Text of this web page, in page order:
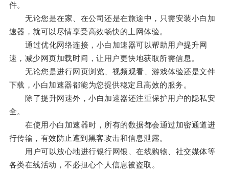
件。
无论您是在家、在公司还是在旅途中，只需安装小白加
速器，就可以尽情享受高效畅快的上网体验。
通过优化网络连接，小白加速器可以帮助用户提升网
速，减少网页加载时间，让用户更快地获取所需信息。
无论您是进行网页浏览、视频观看、游戏体验还是文件
下载，小白加速器都能为您提供稳定且高效的服务。
除了提升网速外，小白加速器还注重保护用户的隐私安
全。
在使用小白加速器时，所有的数据都会通过加密通道进
行传输，有效防止遭到黑客攻击和信息泄露。
用户可以放心地进行银行网银、在线购物、社交媒体等
各类在线活动，不必担心个人信息被盗取。